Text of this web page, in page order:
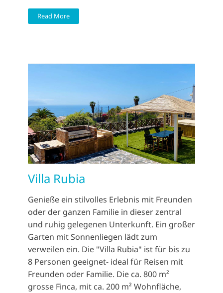
Read More
Villa Rubia
Genieße ein stilvolles Erlebnis mit Freunden
oder der ganzen Familie in dieser zentral
und ruhig gelegenen Unterkunft. Ein großer
Garten mit Sonnenliegen lädt zum
verweilen ein. Die "Villa Rubia" ist für bis zu
8 Personen geeignet- ideal für Reisen mit
Freunden oder Familie. Die ca. 800 m²
grosse Finca, mit ca. 200 m² Wohnfläche,